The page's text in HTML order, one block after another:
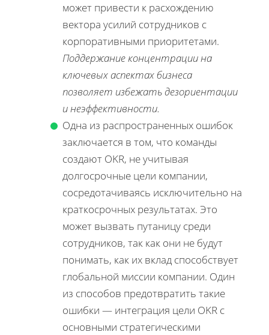
может привести к расхождению
вектора усилий сотрудников с
корпоративными приоритетами.
Поддержание концентрации на
ключевых аспектах бизнеса
позволяет избежать дезориентации
и неэффективности.
Одна из распространенных ошибок
заключается в том, что команды
создают OKR, не учитывая
долгосрочные цели компании,
сосредотачиваясь исключительно на
краткосрочных результатах. Это
может вызвать путаницу среди
сотрудников, так как они не будут
понимать, как их вклад способствует
глобальной миссии компании. Один
из способов предотвратить такие
ошибки — интеграция цели OKR с
основными стратегическими